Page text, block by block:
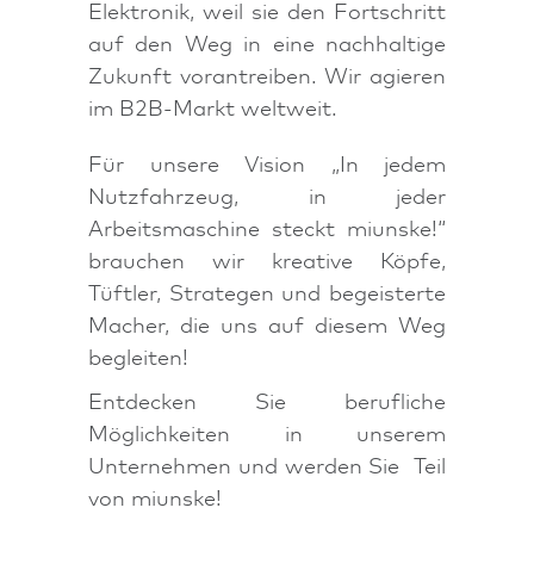
Elektronik, weil sie den Fortschritt
auf den Weg in eine nachhaltige
Zukunft vorantreiben. Wir agieren
im B2B-Markt weltweit.
Für unsere Vision „In jedem
Nutzfahrzeug, in jeder
Arbeitsmaschine steckt miunske!“
brauchen wir kreative Köpfe,
Tüftler, Strategen und begeisterte
Macher, die uns auf diesem Weg
begleiten!
Entdecken Sie berufliche
Möglichkeiten in unserem
Unternehmen und werden Sie Teil
von miunske!